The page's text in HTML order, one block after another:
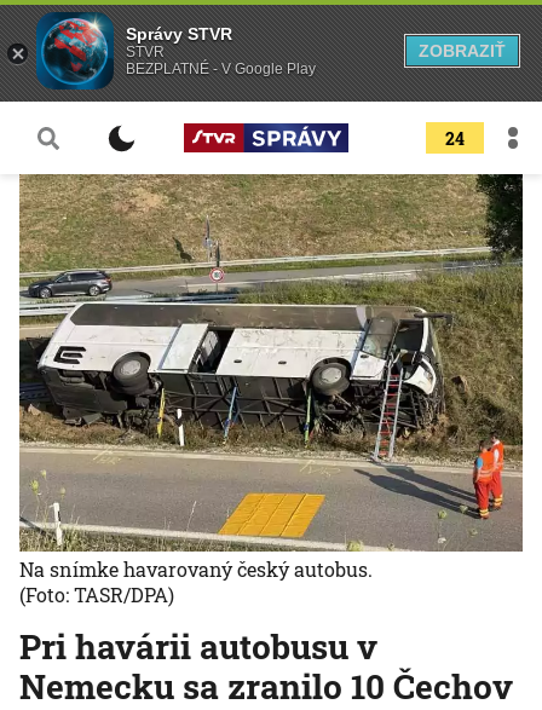
24
Pri havárii autobusu v
Nemecku sa zranilo 10 Čechov
Na snímke havarovaný český autobus.
(Foto: TASR/DPA)
Správy STVR
STVR
BEZPLATNÉ - V Google Play
ZOBRAZIŤ